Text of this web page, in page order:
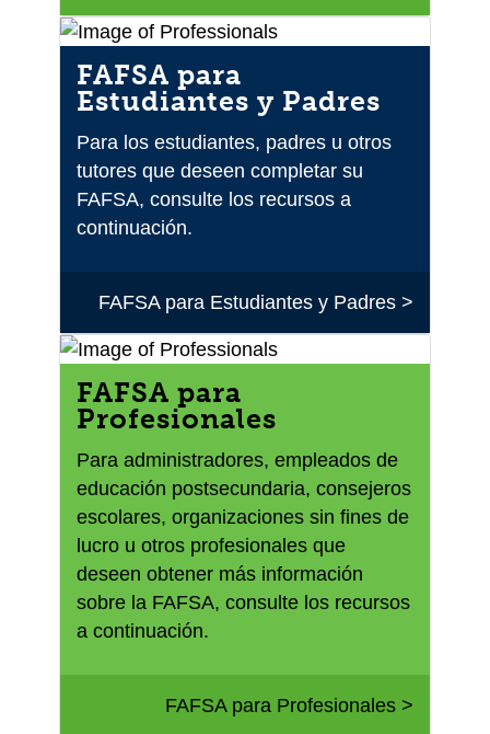
FAFSA para
Estudiantes y Padres
Para los estudiantes, padres u otros
tutores que deseen completar su
FAFSA, consulte los recursos a
continuación.
FAFSA para Estudiantes y Padres >
FAFSA para
Profesionales
Para administradores, empleados de
educación postsecundaria, consejeros
escolares, organizaciones sin fines de
lucro u otros profesionales que
deseen obtener más información
sobre la FAFSA, consulte los recursos
a continuación.
FAFSA para Profesionales >